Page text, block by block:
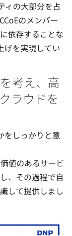
ィの大部分を占
のメンバー
依存することな
げを実現してい
考え、高
ラウドを
をしっかりと意
値のあるサービ
、その過程で自
して提供しまし